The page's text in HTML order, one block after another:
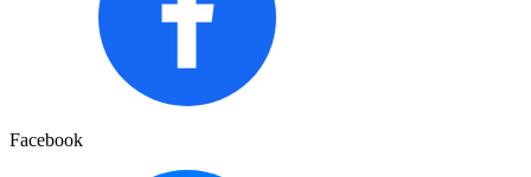
Facebook